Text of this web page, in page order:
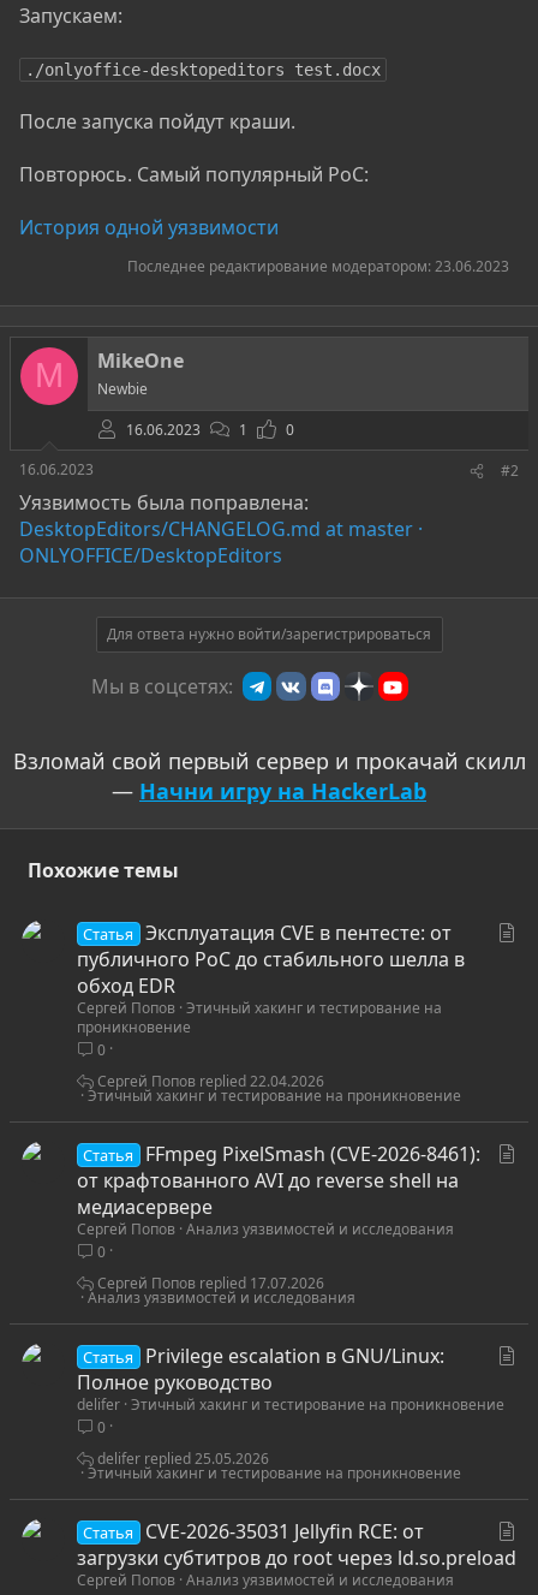
Запускаем:
./onlyoffice-desktopeditors test.docx
После запуска пойдут краши.
Повторюсь. Самый популярный PoC:
История одной уязвимости
Последнее редактирование модератором: 23.06.2023
M MikeOne
Newbie
16.06.2023
1
0
16.06.2023
#2
Уязвимость была поправлена:
DesktopEditors/CHANGELOG.md at master ·
ONLYOFFICE/DesktopEditors
Для ответа нужно войти/зарегистрироваться
Мы в соцсетях:
Взломай свой первый сервер и прокачай скилл
— Начни игру на HackerLab
Похожие темы
Статья
Эксплуатация CVE в пентесте: от
публичного PoC до стабильного шелла в
обход EDR
Сергей Попов Этичный хакинг и тестирование на
проникновение
0
Этичный хакинг и тестирование на проникновение
22.04.2026
Сергей Попов
Статья
FFmpeg PixelSmash (CVE-2026-8461):
от крафтованного AVI до reverse shell на
медиасервере
Сергей Попов Анализ уязвимостей и исследования
0
Анализ уязвимостей и исследования
17.07.2026
Сергей Попов
Статья
Privilege escalation в GNU/Linux:
Полное руководство
delifer Этичный хакинг и тестирование на проникновение
0
Этичный хакинг и тестирование на проникновение
25.05.2026
delifer
Статья
CVE-2026-35031 Jellyfin RCE: от
загрузки субтитров до root через ld.so.preload
Сергей Попов Анализ уязвимостей и исследования